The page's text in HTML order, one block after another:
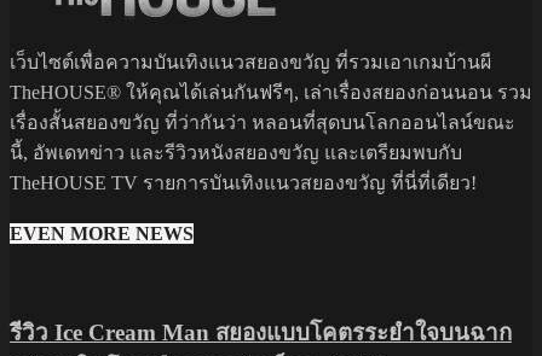
เว็บไซต์เพื่อความบันเทิงแนวสยองขวัญ ที่รวมเอาเกมบ้านผี
TheHOUSE® ให้คุณได้เล่นกันฟรีๆ, เล่าเรื่องสยองก่อนนอน รวม
เรื่องสั้นสยองขวัญ ที่ว่ากันว่า หลอนที่สุดบนโลกออนไลน์ขณะ
นี้, อัพเดทข่าว และรีวิวหนังสยองขวัญ และเตรียมพบกับ
TheHOUSE TV รายการบันเทิงแนวสยองขวัญ ที่นี่ที่เดียว!
EVEN MORE NEWS
รีวิว Ice Cream Man สยองแบบโคตรระยำใจบนฉาก